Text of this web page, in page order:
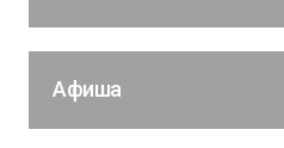
Афиша